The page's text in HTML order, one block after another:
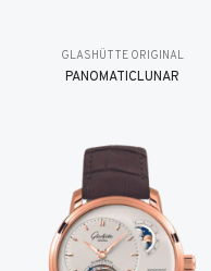
GLASHÜTTE ORIGINAL
PANOMATICLUNAR